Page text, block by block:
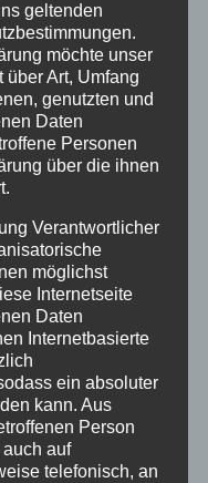
geltenden
möchte unser
Art, Umfang
genutzten und
Daten
Personen
über die ihnen
Verantwortlicher
möglichst
Internetseite
Daten
Internetbasierte
ein absoluter
kann. Aus
Person
auf
telefonisch, an